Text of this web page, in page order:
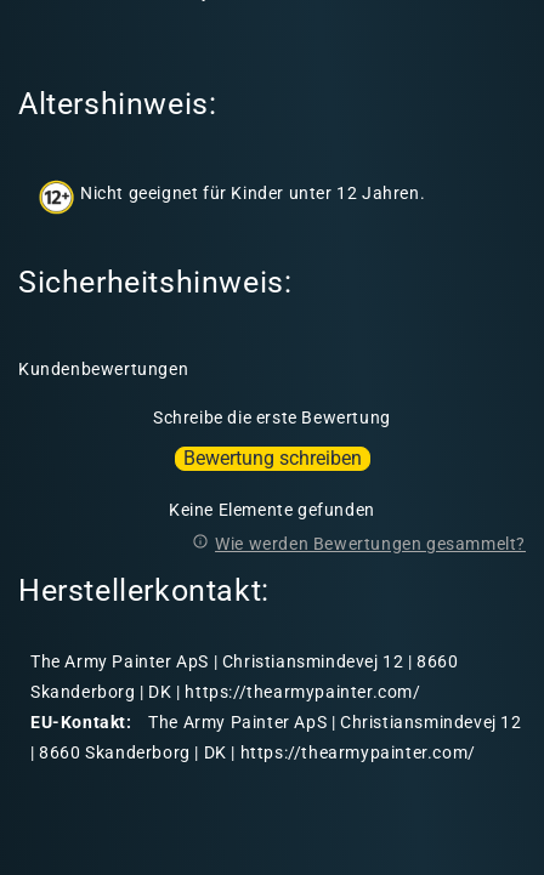
n
Altershinweis:
Nicht geeignet für Kinder unter 12 Jahren.
Sicherheitshinweis:
Kundenbewertungen
Schreibe die erste Bewertung
Bewertung schreiben
Keine Elemente gefunden
Wie werden Bewertungen gesammelt?
Herstellerkontakt:
The Army Painter ApS | Christiansmindevej 12 | 8660
Skanderborg | DK | https://thearmypainter.com/
EU-Kontakt:
The Army Painter ApS | Christiansmindevej 12
| 8660 Skanderborg | DK | https://thearmypainter.com/